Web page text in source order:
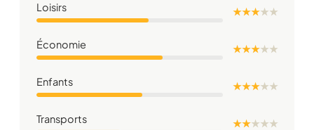
Loisirs ★ ★ ★★★
Économie ★ ★ ★★★
Enfants ★ ★ ★★★
Transports ★ ★★★★